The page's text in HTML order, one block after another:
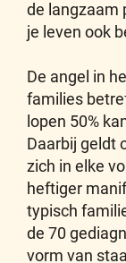
de langzaam
je leven ook
De angel in
families
lopen 50%
Daarbij geldt
zich in elke
heftiger
typisch
de 70
vorm van